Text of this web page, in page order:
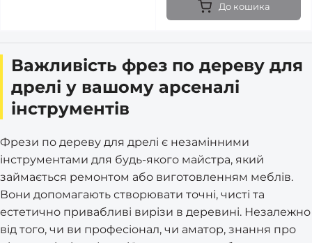
До кошика
Важливість фрез по дереву для
дрелі у вашому арсеналі
інструментів
Фрези по дереву для дрелі є незамінними
інструментами для будь-якого майстра, який
займається ремонтом або виготовленням меблів.
Вони допомагають створювати точні, чисті та
естетично привабливі вирізи в деревині. Незалежно
від того, чи ви професіонал, чи аматор, знання про